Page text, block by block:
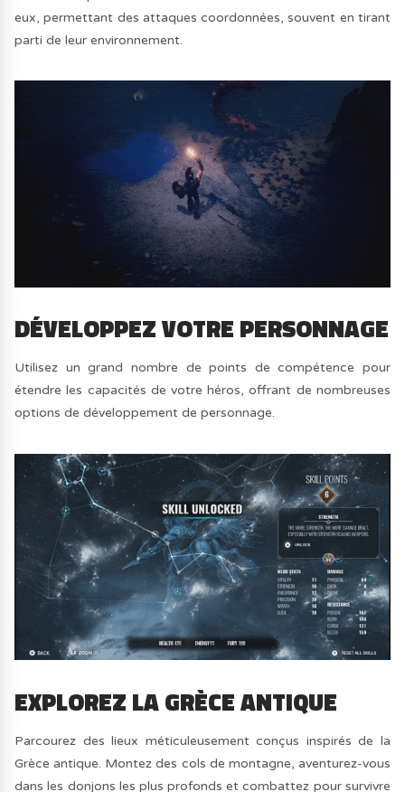
eux, permettant des attaques coordonnées, souvent en tirant
parti de leur environnement.
DÉVELOPPEZ VOTRE PERSONNAGE
Utilisez un grand nombre de points de compétence pour
étendre les capacités de votre héros, offrant de nombreuses
options de développement de personnage.
EXPLOREZ LA GRÈCE ANTIQUE
Parcourez des lieux méticuleusement conçus inspirés de la
Grèce antique. Montez des cols de montagne, aventurez-vous
dans les donjons les plus profonds et combattez pour survivre